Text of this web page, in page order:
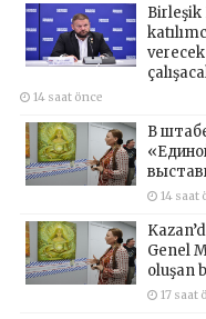
Birleşik
14 saat önce
В
14 saat
Genel
oluşan
17 saat